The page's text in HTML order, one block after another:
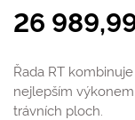
26
Řada RT
nejlepším
trávních ploch.